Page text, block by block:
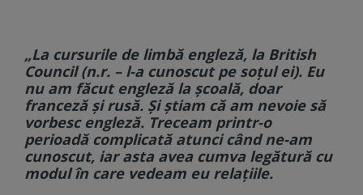
„La cursurile de limbă engleză, la British
Council (n.r. – l-a cunoscut pe soțul ei). Eu
nu am făcut engleză la școală, doar
franceză și rusă. Și știam că am nevoie să
vorbesc engleză. Treceam printr-o
perioadă complicată atunci când ne-am
cunoscut, iar asta avea cumva legătură cu
modul în care vedeam eu relațiile.